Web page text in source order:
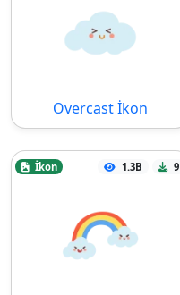
Overcast İkon
İkon 1.3B 9